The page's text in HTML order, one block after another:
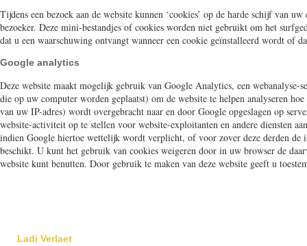
Tijdens een bezoek aan de website kunnen ‘cookies’ op de harde schijf van
bezoeker. Deze mini-bestandjes of cookies worden niet gebruikt om het
dat u een waarschuwing ontvangt wanneer een cookie geïnstalleerd wordt of
Google analytics
Deze website maakt mogelijk gebruik van Google Analytics, een
die op uw computer worden geplaatst) om de website te helpen analyseren
van uw IP-adres) wordt overgebracht naar en door Google opgeslagen op
website-activiteit op te stellen voor website-exploitanten en andere diensten
indien Google hiertoe wettelijk wordt verplicht, of voor zover deze derden de
beschikt. U kunt het gebruik van cookies weigeren door in uw browser de
website kunt benutten. Door gebruik te maken van deze website geeft u
Ladi Verlaet